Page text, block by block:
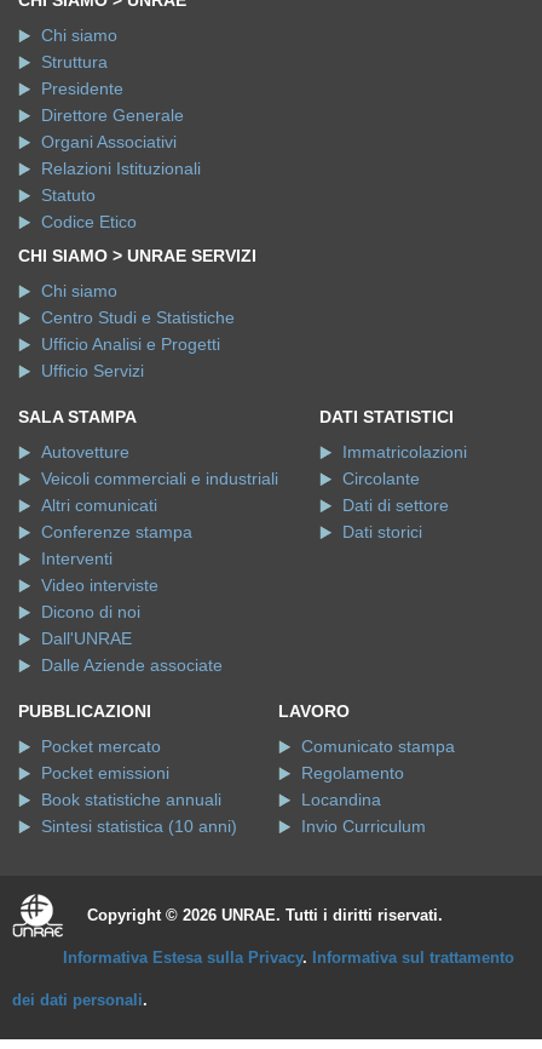
Chi siamo
Struttura
Presidente
Direttore Generale
Organi Associativi
Relazioni Istituzionali
Statuto
Codice Etico
CHI SIAMO > UNRAE SERVIZI
Chi siamo
Centro Studi e Statistiche
Ufficio Analisi e Progetti
Ufficio Servizi
SALA STAMPA
Autovetture
Veicoli commerciali e industriali
Altri comunicati
Conferenze stampa
Interventi
Video interviste
Dicono di noi
Dall'UNRAE
Dalle Aziende associate
DATI STATISTICI
Immatricolazioni
Circolante
Dati di settore
Dati storici
PUBBLICAZIONI
Pocket mercato
Pocket emissioni
Book statistiche annuali
Sintesi statistica (10 anni)
LAVORO
Comunicato stampa
Regolamento
Locandina
Invio Curriculum
Copyright © 2026 UNRAE. Tutti i diritti riservati.
Informativa Estesa sulla Privacy. Informativa sul trattamento
dei dati personali.